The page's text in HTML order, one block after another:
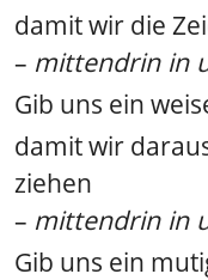
damit wir die
– mittendrin in
Gib uns ein
damit wir
ziehen
– mittendrin in
Gib uns ein